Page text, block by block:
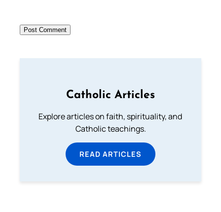
Catholic Articles
Explore articles on faith, spirituality, and
Catholic teachings.
READ ARTICLES